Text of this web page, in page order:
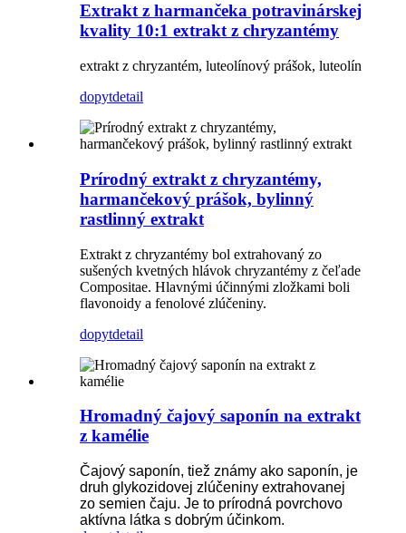
Extrakt z harmančeka potravinárskej
kvality 10:1 extrakt z chryzantémy
extrakt z chryzantém, luteolínový prášok, luteolín
dopytdetail
Prírodný extrakt z chryzantémy,
harmančekový prášok, bylinný
rastlinný extrakt
Extrakt z chryzantémy bol extrahovaný zo
sušených kvetných hlávok chryzantémy z čeľade
Compositae. Hlavnými účinnými zložkami boli
flavonoidy a fenolové zlúčeniny.
dopytdetail
Hromadný čajový saponín na extrakt
z kamélie
Čajový saponín, tiež známy ako saponín, je
druh glykozidovej zlúčeniny extrahovanej
zo semien čaju. Je to prírodná povrchovo
aktívna látka s dobrým účinkom.